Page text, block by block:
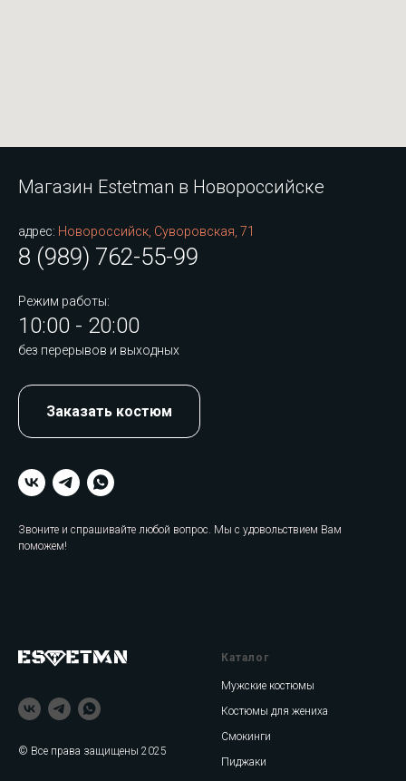
Магазин Estetman в Новороссийске
адрес: Новороссийск, Суворовская, 71
8 (989) 762-55-99
Режим работы:
10:00 - 20:00
без перерывов и выходных
Заказать костюм
Звоните и спрашивайте любой вопрос. Мы с удовольствием Вам
поможем!
© Все права защищены 2025
Каталог
Мужские костюмы
Костюмы для жениха
Смокинги
Пиджаки